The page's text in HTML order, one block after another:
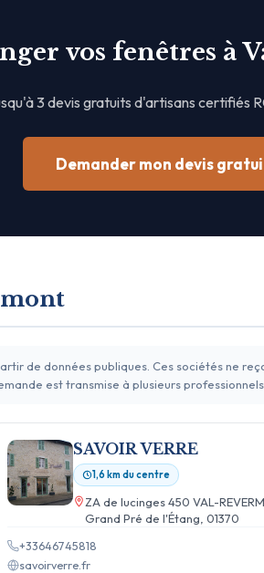
vos fenêtres à
3 devis gratuits d'artisans certifiés
Demander mon devis
de données publiques. Ces sociétés ne
est transmise à plusieurs
SAVOIR VERRE
1,6 km du centre
ZA de lucinges 450 VAL-
Grand Pré de l'Étang, 01370
+33646745818
savoirverre.fr